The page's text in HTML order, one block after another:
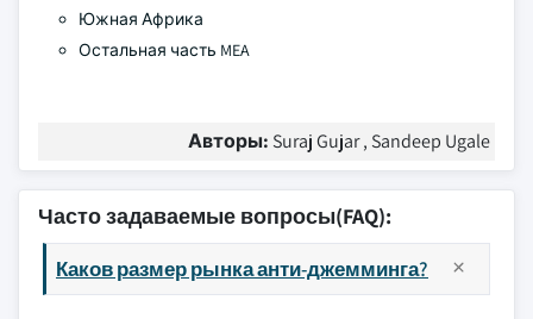
Южная Африка
Остальная часть MEA
Авторы: Suraj Gujar , Sandeep Ugale
Часто задаваемые вопросы(FAQ):
Каков размер рынка анти-джемминга?